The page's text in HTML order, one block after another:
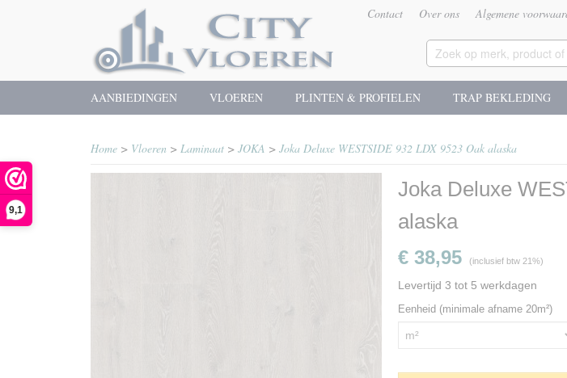
9,1
Contact Over ons Algemene
AANBIEDINGEN VLOEREN PLINTEN & PROFIELEN TRAP BEKLEDING
Home > Vloeren > Laminaat > JOKA > Joka Deluxe WESTSIDE 932 LDX 9523 Oak alaska
Joka Deluxe
alaska
€ 38,95 (inclusief btw 21%)
Levertijd 3 tot 5 werkdagen
Eenheid (minimale afname 20m²)